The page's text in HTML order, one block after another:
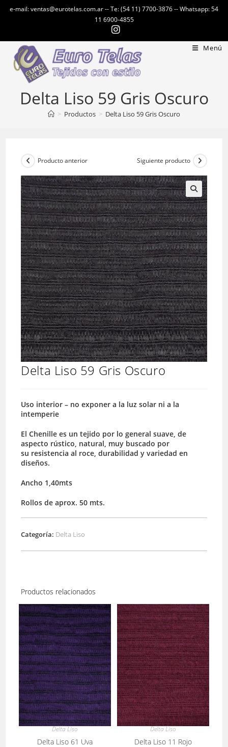
e-mail: ventas@eurotelas.com.ar -- Te: (54 11) 7700-3876 -- Whatsapp: 54
11 6900-4855
Menú
Delta Liso 59 Gris Oscuro
> Productos > Delta Liso 59 Gris Oscuro
Producto anterior Siguiente producto
Delta Liso 59 Gris Oscuro
Uso interior – no exponer a la luz solar ni a la
intemperie
El Chenille es un tejido por lo general suave, de
aspecto rústico, natural, muy buscado por
su resistencia al roce, durabilidad y variedad en
diseños.
Ancho 1,40mts
Rollos de aprox. 50 mts.
Categoría: Delta Liso
Productos relacionados
Delta Liso
Delta Liso 61 Uva
Delta Liso
Delta Liso 11 Rojo